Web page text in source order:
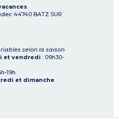
44740 BATZ SUR
selon la saison
et vendredi : 09h30-
19h
et dimanche